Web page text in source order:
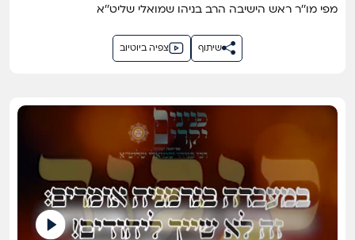
מפי מו''ר ראש הישיבה הרב בניהו שמואלי שליט''א
צפיה ביוטיוב שיתוף